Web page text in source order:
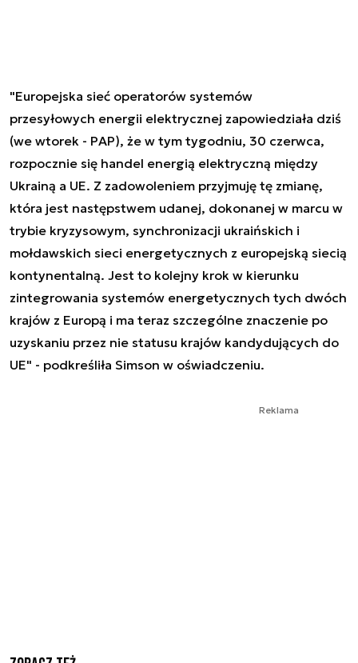
"Europejska sieć operatorów systemów
przesyłowych energii elektrycznej zapowiedziała dziś
(we wtorek - PAP), że w tym tygodniu, 30 czerwca,
rozpocznie się handel energią elektryczną między
Ukrainą a UE. Z zadowoleniem przyjmuję tę zmianę,
która jest następstwem udanej, dokonanej w marcu w
trybie kryzysowym, synchronizacji ukraińskich i
mołdawskich sieci energetycznych z europejską siecią
kontynentalną. Jest to kolejny krok w kierunku
zintegrowania systemów energetycznych tych dwóch
krajów z Europą i ma teraz szczególne znaczenie po
uzyskaniu przez nie statusu krajów kandydujących do
UE" - podkreśliła Simson w oświadczeniu.
Reklama